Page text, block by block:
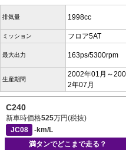
排気量 1998cc
ミッション フロア5AT
最大出力 163ps/5300rpm
生産期間
2002年01月～200
2年07月
C240
新車時価格525万円(税抜)
JC08
-km/L
満タンでどこまで走る？